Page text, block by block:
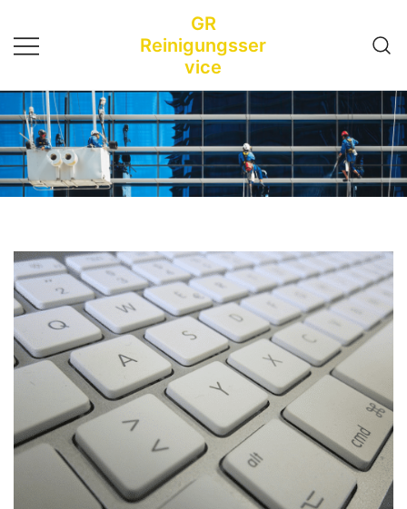
Inhalt
springen
GR
Reinigungsser
vice